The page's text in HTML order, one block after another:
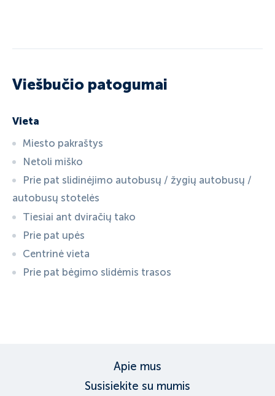
Viešbučio patogumai
Vieta
Miesto pakraštys
Netoli miško
Prie pat slidinėjimo autobusų / žygių autobusų /
autobusų stotelės
Tiesiai ant dviračių tako
Prie pat upės
Centrinė vieta
Prie pat bėgimo slidėmis trasos
Apie mus
Susisiekite su mumis